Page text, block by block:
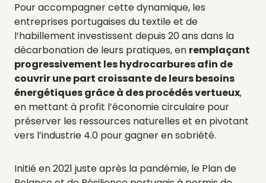
Pour accompagner cette dynamique, les
entreprises portugaises du textile et de
l’habillement investissent depuis 20 ans dans la
décarbonation de leurs pratiques, en remplaçant
progressivement les hydrocarbures afin de
couvrir une part croissante de leurs besoins
énergétiques grâce à des procédés vertueux,
en mettant à profit l’économie circulaire pour
préserver les ressources naturelles et en pivotant
vers l’industrie 4.0 pour gagner en sobriété.
Initié en 2021 juste après la pandémie, le Plan de